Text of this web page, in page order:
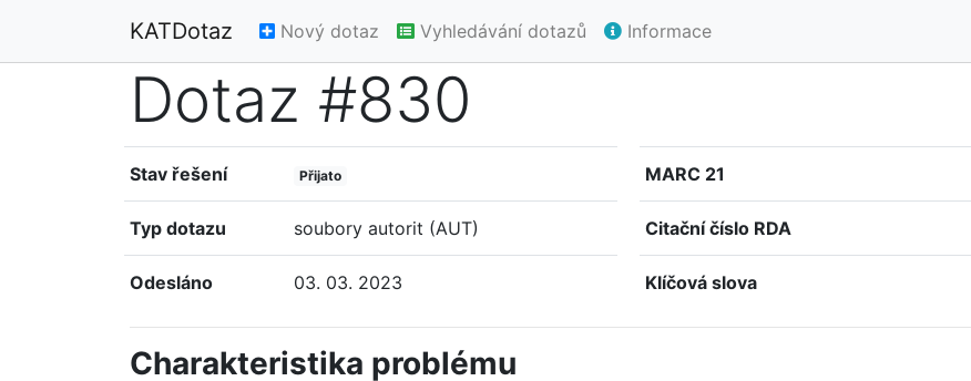
KATDotaz Nový dotaz Vyhledávání dotazů Informace
Dotaz #830
Stav řešení Přijato
Typ dotazu soubory autorit (AUT)
Odesláno 03. 03. 2023
MARC 21
Citační číslo RDA
Klíčová slova
Charakteristika problému